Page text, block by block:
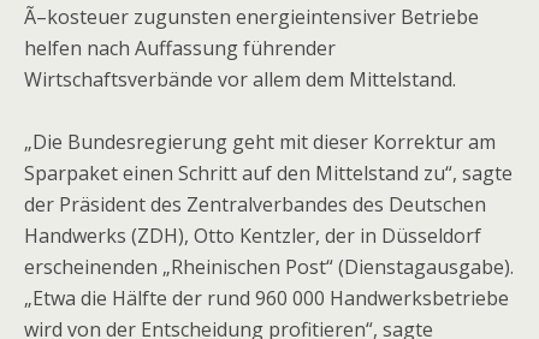
Ã–kosteuer zugunsten energieintensiver Betriebe
helfen nach Auffassung führender
Wirtschaftsverbände vor allem dem Mittelstand.
„Die Bundesregierung geht mit dieser Korrektur am
Sparpaket einen Schritt auf den Mittelstand zu“, sagte
der Präsident des Zentralverbandes des Deutschen
Handwerks (ZDH), Otto Kentzler, der in Düsseldorf
erscheinenden „Rheinischen Post“ (Dienstagausgabe).
„Etwa die Hälfte der rund 960 000 Handwerksbetriebe
wird von der Entscheidung profitieren“, sagte